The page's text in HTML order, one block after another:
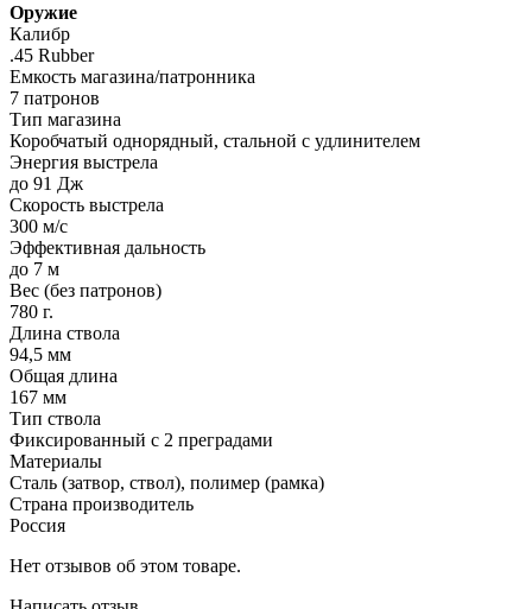
Оружие
Калибр
.45 Rubber
Емкость магазина/патронника
7 патронов
Тип магазина
Коробчатый однорядный, стальной с удлинителем
Энергия выстрела
до 91 Дж
Скорость выстрела
300 м/с
Эффективная дальность
до 7 м
Вес (без патронов)
780 г.
Длина ствола
94,5 мм
Общая длина
167 мм
Тип ствола
Фиксированный с 2 преградами
Материалы
Сталь (затвор, ствол), полимер (рамка)
Страна производитель
Россия
Нет отзывов об этом товаре.